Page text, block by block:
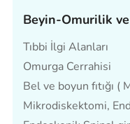
Beyin-Omurilik
Tıbbi İlgi Alanları
Omurga Cerrahisi
Bel ve boyun fıtığı (
Mikrodiskektomi,